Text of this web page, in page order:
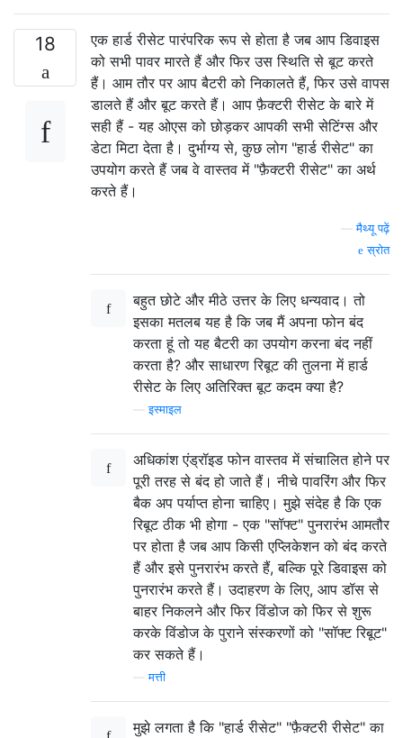
18
एक हार्ड रीसेट पारंपरिक रूप से होता है जब आप डिवाइस
को सभी पावर मारते हैं और फिर उस स्थिति से बूट करते
हैं। आम तौर पर आप बैटरी को निकालते हैं, फिर उसे वापस
डालते हैं और बूट करते हैं। आप फ़ैक्टरी रीसेट के बारे में
सही हैं - यह ओएस को छोड़कर आपकी सभी सेटिंग्स और
डेटा मिटा देता है। दुर्भाग्य से, कुछ लोग "हार्ड रीसेट" का
उपयोग करते हैं जब वे वास्तव में "फ़ैक्टरी रीसेट" का अर्थ
करते हैं।
—मैथ्यू पढ़ें
स्रोत
बहुत छोटे और मीठे उत्तर के लिए धन्यवाद। तो
इसका मतलब यह है कि जब मैं अपना फोन बंद
करता हूं तो यह बैटरी का उपयोग करना बंद नहीं
करता है? और साधारण रिबूट की तुलना में हार्ड
रीसेट के लिए अतिरिक्त बूट कदम क्या है?
—इस्माइल
अधिकांश एंड्रॉइड फोन वास्तव में संचालित होने पर
पूरी तरह से बंद हो जाते हैं। नीचे पावरिंग और फिर
बैक अप पर्याप्त होना चाहिए। मुझे संदेह है कि एक
रिबूट ठीक भी होगा - एक "सॉफ्ट" पुनरारंभ आमतौर
पर होता है जब आप किसी एप्लिकेशन को बंद करते
हैं और इसे पुनरारंभ करते हैं, बल्कि पूरे डिवाइस को
पुनरारंभ करते हैं। उदाहरण के लिए, आप डॉस से
बाहर निकलने और फिर विंडोज को फिर से शुरू
करके विंडोज के पुराने संस्करणों को "सॉफ्ट रिबूट"
कर सकते हैं।
—मत्ती
मुझे लगता है कि "हार्ड रीसेट" "फ़ैक्टरी रीसेट" का